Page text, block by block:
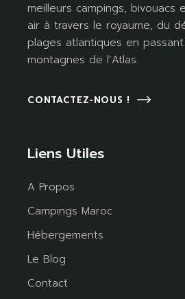
meilleurs campings, bivouacs
air à travers le royaume, du
plages atlantiques en
montagnes de l’Atlas.
CONTACTEZ-NOUS !
Liens Utiles
A Propos
Campings Maroc
Hébergements
Le Blog
Contact